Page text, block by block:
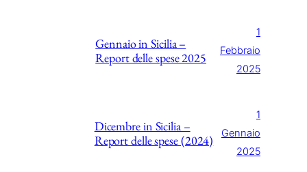
Gennaio in Sicilia –
Report delle spese 2025
1
Febbraio
2025
Dicembre in Sicilia –
Report delle spese (2024)
1
Gennaio
2025